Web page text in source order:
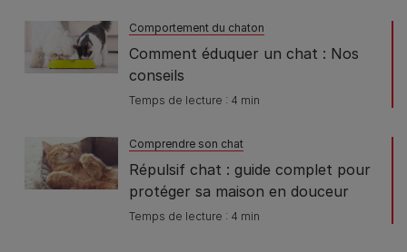
Comportement du chaton
Comment éduquer un chat : Nos
conseils
Temps de lecture : 4 min
Comprendre son chat
Répulsif chat : guide complet pour
protéger sa maison en douceur
Temps de lecture : 4 min